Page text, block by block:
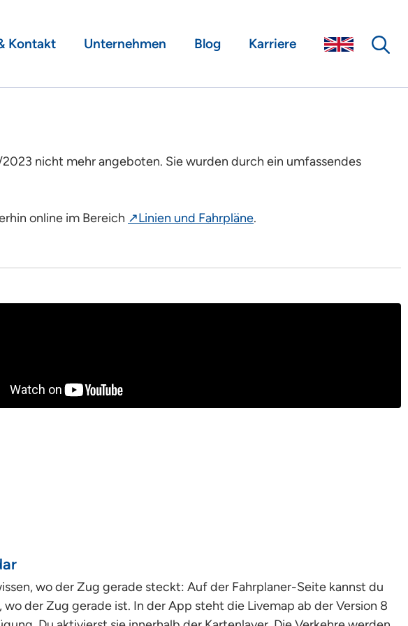
Kontakt Unternehmen Blog Karriere
nicht mehr angeboten. Sie wurden durch ein umfassendes
online im Bereich ↗Linien und Fahrpläne.
wo der Zug gerade steckt: Auf der Fahrplaner-Seite kannst du
wo der Zug gerade ist. In der App steht die Livemap ab der Version 8